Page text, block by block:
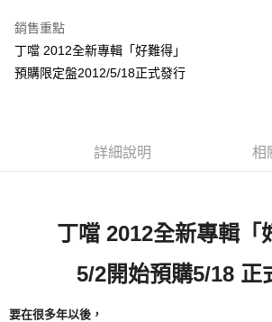
Apple Pay
悠遊付
運送方式
每筆NT$65，滿NT$1,000(含以上)免運費
付款後全家取貨
銷售重點
丁噹 2012全新專輯「好難得」
預購限定盤2012/5/18正式發行
詳細說明 相
丁噹2012全新專輯「
5/2開始預購5/18 正
要在很多年以後，